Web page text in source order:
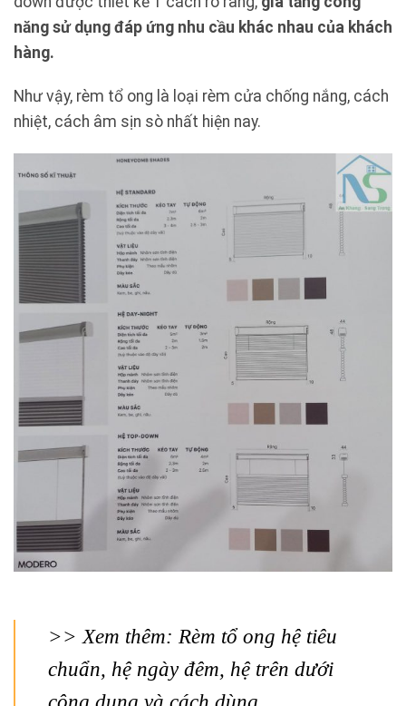
năng sử dụng đáp ứng nhu cầu khác nhau của khách
hàng.
Như vậy, rèm tổ ong là loại rèm cửa chống nắng, cách
nhiệt, cách âm sịn sò nhất hiện nay.
>> Xem thêm: Rèm tổ ong hệ tiêu
chuẩn, hệ ngày đêm, hệ trên dưới
công dụng và cách dùng